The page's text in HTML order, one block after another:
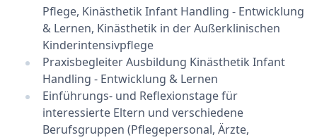
Pflege, Kinästhetik Infant Handling - Entwicklung
& Lernen, Kinästhetik in der Außerklinischen
Kinderintensivpflege
Praxisbegleiter Ausbildung Kinästhetik Infant
Handling - Entwicklung & Lernen
Einführungs- und Reflexionstage für
interessierte Eltern und verschiedene
Berufsgruppen (Pflegepersonal, Ärzte,